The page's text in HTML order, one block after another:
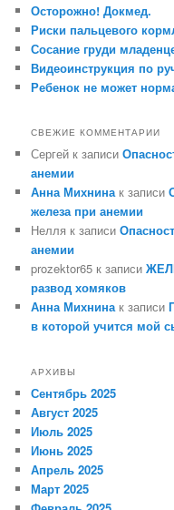
Осторожно! Докмед.
Риски пальцевого
Сосание груди
Видеоинструкция по
Ребенок не может
СВЕЖИЕ КОММЕНТАРИИ
Сергей к записи
анемии
Анна Михнинак записи
железа при анемии
Нелля к записи
анемии
prozektor65 к записи
развод хомяков
Анна Михнинак записи
в которой учится мой
АРХИВЫ
Сентябрь 2025
Август 2025
Июль 2025
Июнь 2025
Апрель 2025
Март 2025